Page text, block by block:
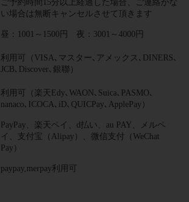
ご予約時間15分以上経過した場合、ご連絡がな
い場合は無断キャンセルさせて頂きます
昼：1001～1500円 夜：3001～4000円
利用可（VISA､マスター､アメックス､DINERS､
JCB､Discover､銀聯）
利用可（楽天Edy､WAON､Suica､PASMO､
nanaco､ICOCA､iD､QUICPay､ApplePay）
PayPay、楽天ペイ、d払い、au PAY、メルペ
イ、支付宝（Alipay）、微信支付（WeChat
Pay）
paypay,merpay利用可